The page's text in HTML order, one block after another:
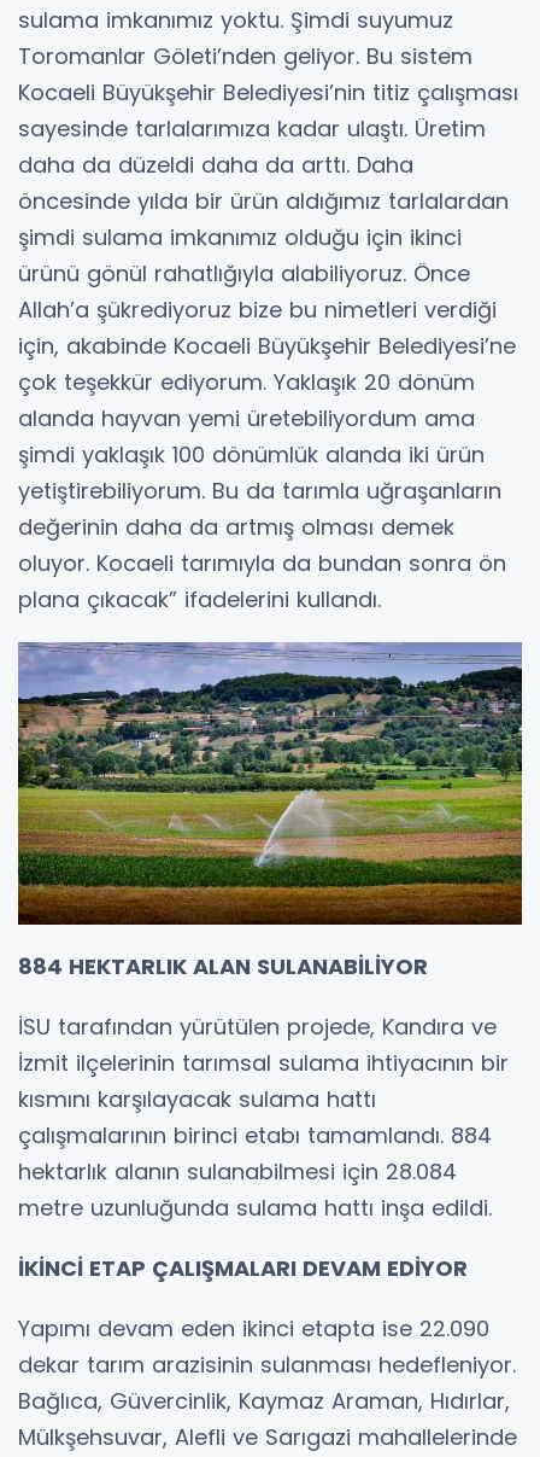
sulama imkanımız yoktu. Şimdi suyumuz
Toromanlar Göleti’nden geliyor. Bu sistem
Kocaeli Büyükşehir Belediyesi’nin titiz çalışması
sayesinde tarlalarımıza kadar ulaştı. Üretim
daha da düzeldi daha da arttı. Daha
öncesinde yılda bir ürün aldığımız tarlalardan
şimdi sulama imkanımız olduğu için ikinci
ürünü gönül rahatlığıyla alabiliyoruz. Önce
Allah’a şükrediyoruz bize bu nimetleri verdiği
için, akabinde Kocaeli Büyükşehir Belediyesi’ne
çok teşekkür ediyorum. Yaklaşık 20 dönüm
alanda hayvan yemi üretebiliyordum ama
şimdi yaklaşık 100 dönümlük alanda iki ürün
yetiştirebiliyorum. Bu da tarımla uğraşanların
değerinin daha da artmış olması demek
oluyor. Kocaeli tarımıyla da bundan sonra ön
plana çıkacak” ifadelerini kullandı.
884 HEKTARLIK ALAN SULANABİLİYOR
İSU tarafından yürütülen projede, Kandıra ve
İzmit ilçelerinin tarımsal sulama ihtiyacının bir
kısmını karşılayacak sulama hattı
çalışmalarının birinci etabı tamamlandı. 884
hektarlık alanın sulanabilmesi için 28.084
metre uzunluğunda sulama hattı inşa edildi.
İKİNCİ ETAP ÇALIŞMALARI DEVAM EDİYOR
Yapımı devam eden ikinci etapta ise 22.090
dekar tarım arazisinin sulanması hedefleniyor.
Bağlıca, Güvercinlik, Kaymaz Araman, Hıdırlar,
Mülkşehsuvar, Alefli ve Sarıgazi mahallelerinde